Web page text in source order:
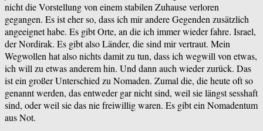
nicht die Vorstellung von einem stabilen Zuhause verloren
gegangen. Es ist eher so, dass ich mir andere Gegenden zusätzlich
angeeignet habe. Es gibt Orte, an die ich immer wieder fahre. Israel,
der Nordirak. Es gibt also Länder, die sind mir vertraut. Mein
Wegwollen hat also nichts damit zu tun, dass ich wegwill von etwas,
ich will zu etwas anderem hin. Und dann auch wieder zurück. Das
ist ein großer Unterschied zu Nomaden. Zumal die, die heute oft so
genannt werden, das entweder gar nicht sind, weil sie längst sesshaft
sind, oder weil sie das nie freiwillig waren. Es gibt ein Nomadentum
aus Not.